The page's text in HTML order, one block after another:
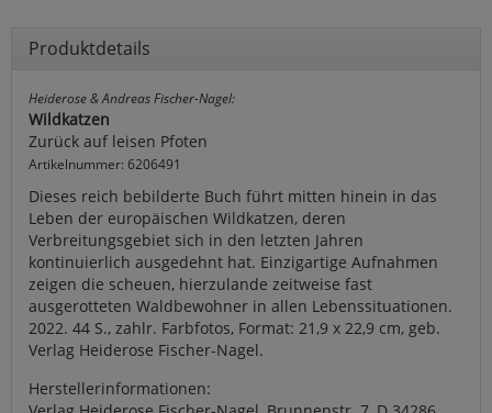
Produktdetails
Heiderose & Andreas Fischer-Nagel:
Wildkatzen
Zurück auf leisen Pfoten
Artikelnummer: 6206491
Dieses reich bebilderte Buch führt mitten hinein in das
Leben der europäischen Wildkatzen, deren
Verbreitungsgebiet sich in den letzten Jahren
kontinuierlich ausgedehnt hat. Einzigartige Aufnahmen
zeigen die scheuen, hierzulande zeitweise fast
ausgerotteten Waldbewohner in allen Lebenssituationen.
2022. 44 S., zahlr. Farbfotos, Format: 21,9 x 22,9 cm, geb.
Verlag Heiderose Fischer-Nagel.
Herstellerinformationen: